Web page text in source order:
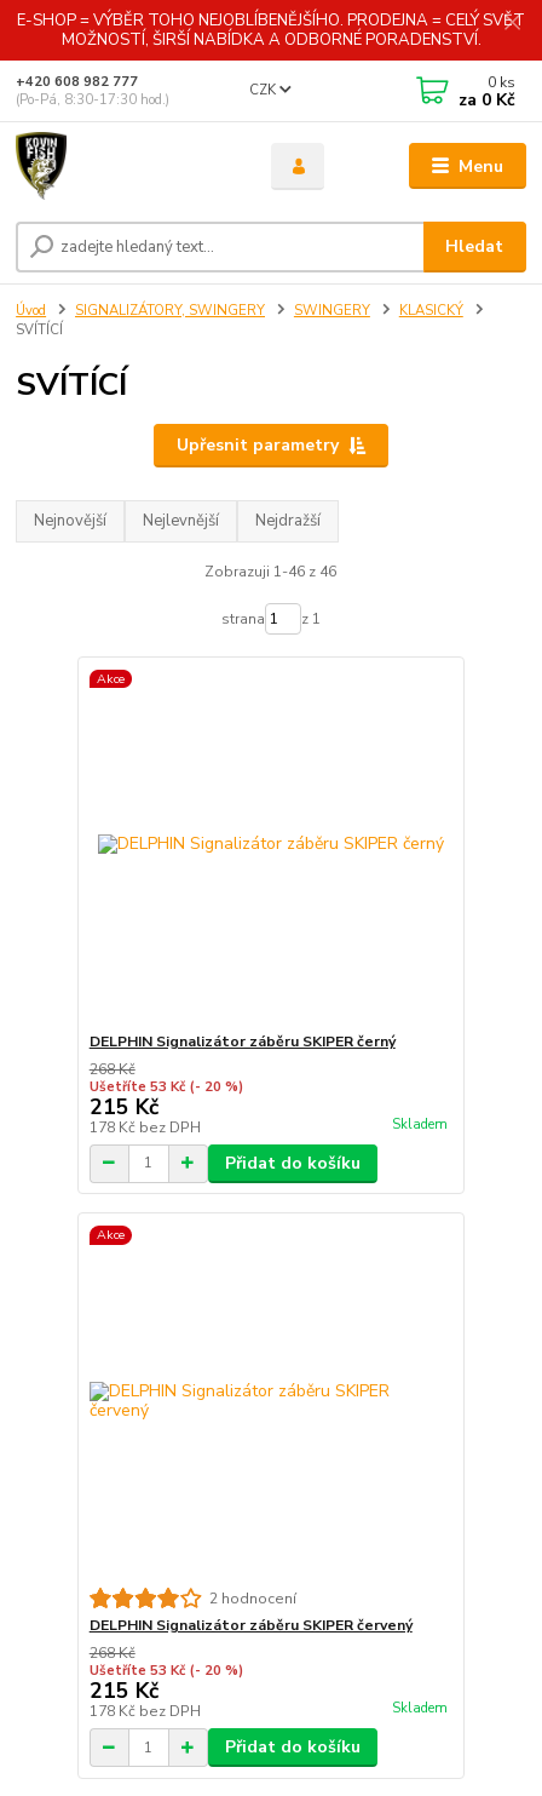
E-SHOP = VÝBĚR TOHO NEJOBLÍBENĚJŠÍHO. PRODEJNA = CELÝ SVĚT
MOŽNOSTÍ, ŠIRŠÍ NABÍDKA A ODBORNÉ PORADENSTVÍ.
Menu
CZK
Hledat
+420 608 982 777
(Po-Pá, 8:30-17:30 hod.)
0 ks
za 0 Kč
Úvod SIGNALIZÁTORY, SWINGERY SWINGERY
KLASICKÝ
SVÍTÍCÍ
SVÍTÍCÍ
Upřesnit parametry
Nejnovější Nejlevnější Nejdražší
Zobrazuji 1-46 z 46
strana z 1
Akce
DELPHIN Signalizátor záběru SKIPER černý
268 Kč
Ušetříte 53 Kč (- 20 %)
215 Kč
178 Kč bez DPH Skladem
Přidat do košíku
Akce
2 hodnocení
DELPHIN Signalizátor záběru SKIPER červený
268 Kč
Ušetříte 53 Kč (- 20 %)
215 Kč
178 Kč bez DPH Skladem
Přidat do košíku